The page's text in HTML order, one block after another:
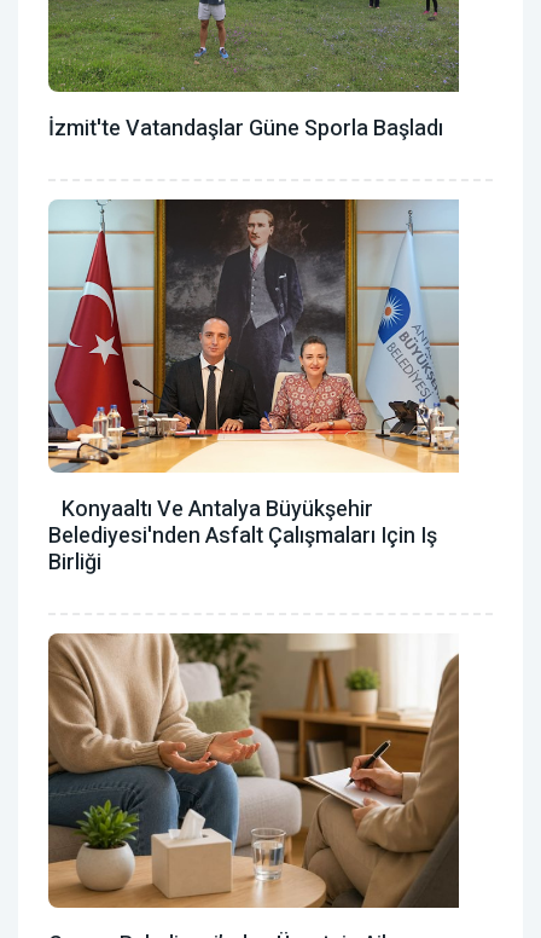
İzmit'te Vatandaşlar Güne Sporla Başladı
Konyaaltı Ve Antalya Büyükşehir
Belediyesi'nden Asfalt Çalışmaları Için Iş
Birliği